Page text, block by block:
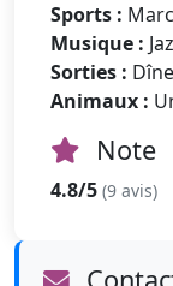
Sports :
Musique :
Sorties :
Animaux :
Note
4.8/5 (9 avis)